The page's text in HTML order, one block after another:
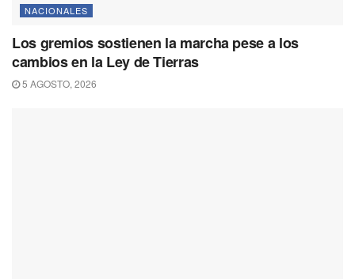
NACIONALES
Los gremios sostienen la marcha pese a los
cambios en la Ley de Tierras
5 AGOSTO, 2026